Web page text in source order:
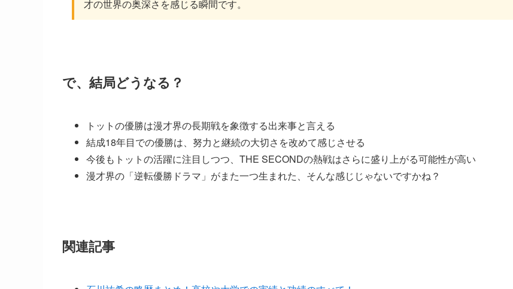
才の世界の奥深さを感じる瞬間です。
で、結局どうなる？
トットの優勝は漫才界の長期戦を象徴する出来事と言える
結成18年目での優勝は、努力と継続の大切さを改めて感じさせる
今後もトットの活躍に注目しつつ、THE SECONDの熱戦はさらに盛り上がる可能性が高い
漫才界の「逆転優勝ドラマ」がまた一つ生まれた、そんな感じじゃないですかね？
関連記事